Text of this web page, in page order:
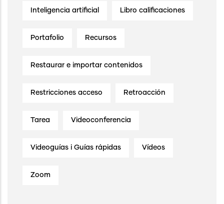
Inteligencia artificial Libro calificaciones
Portafolio Recursos
Restaurar e importar contenidos
Restricciones acceso Retroacción
Tarea Videoconferencia
Videoguías i Guías rápidas Vídeos
Zoom